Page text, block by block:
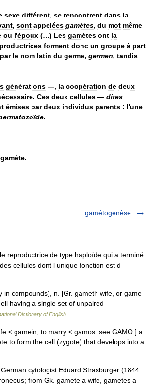
sexe différent, se rencontrent dans la
, sont appelées gamètes, du mot même
ou l'époux (…) Les gamètes ont la
forment donc un groupe à part
par le nom latin du germe, germen, tandis
générations —, la coopération de deux
. Ces deux cellules — dites
émises par deux individus parents : l'une
.
.
gamétogenèse
reproductrice de type haploïde qui a terminé
cellules dont l unique fonction est d
compounds), n. [Gr. gameth wife, or game
having a single set of unpaired
Dictionary of English
< gamein, to marry < gamos: see GAMO ] a
to form the cell (zygote) that develops into a
cytologist Eduard Strasburger (1844
from Gk. gamete a wife, gametes a